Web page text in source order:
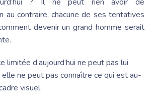
au contraire, chacune de ses tentatives
devenir un grand homme serait
limitée d’aujourd’hui ne peut pas lui
ne peut pas connaître ce qui est au-
visuel.